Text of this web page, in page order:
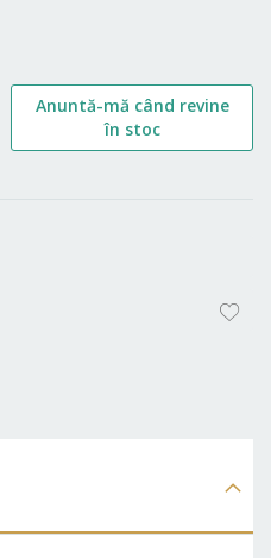
Anuntă-mă când revine
în stoc